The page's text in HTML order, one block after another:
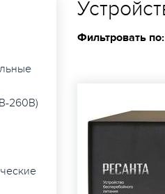
260В)
Фильтровать по: